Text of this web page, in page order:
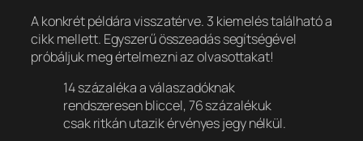
A konkrét példára visszatérve. 3 kiemelés található a
cikk mellett. Egyszerű összeadás segítségével
próbáljuk meg értelmezni az olvasottakat!
14 százaléka a válaszadóknak
rendszeresen bliccel, 76 százalékuk
csak ritkán utazik érvényes jegy nélkül.